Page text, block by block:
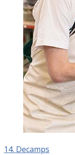
14. Decamps